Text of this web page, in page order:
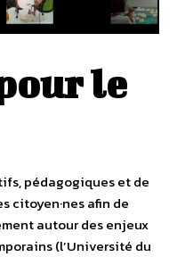
le
pédagogiques et de
citoyen·nes afin de
autour des enjeux
(l’Université du